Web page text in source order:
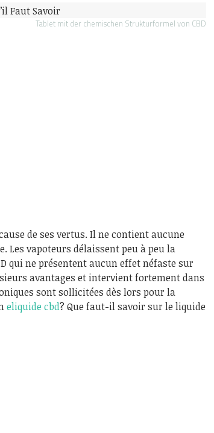
Tablet mit der chemischen Strukturformel von CBD
de ses vertus. Il ne contient aucune
Les vapoteurs délaissent peu à peu la
qui ne présentent aucun effet néfaste sur
avantages et intervient fortement dans
sont sollicitées dès lors pour la
eliquide cbd? Que faut-il savoir sur le liquide